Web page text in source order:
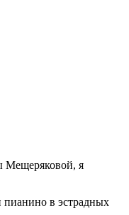
Мещеряковой, я
пианино в эстрадных